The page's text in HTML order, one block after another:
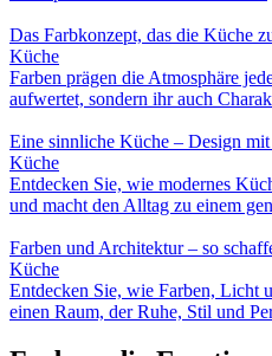
Das Farbkonzept, das die Küche
Küche
Farben prägen die Atmosphäre
aufwertet, sondern ihr auch
Eine sinnliche Küche – Design
Küche
Entdecken Sie, wie modernes
und macht den Alltag zu einem
Farben und Architektur – so
Küche
Entdecken Sie, wie Farben, Licht
einen Raum, der Ruhe, Stil und